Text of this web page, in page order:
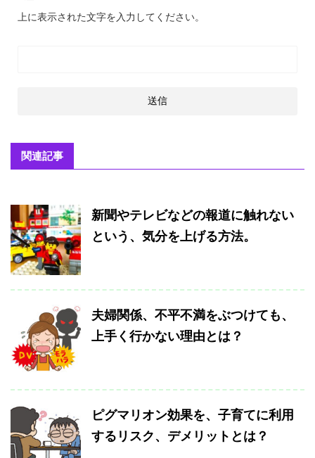
上に表示された文字を入力してください。
関連記事
新聞やテレビなどの報道に触れない
という、気分を上げる方法。
夫婦関係、不平不満をぶつけても、
上手く行かない理由とは？
ピグマリオン効果を、子育てに利用
するリスク、デメリットとは？